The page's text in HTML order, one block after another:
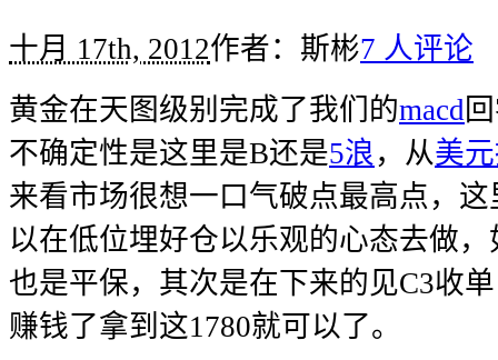
十月 17th, 2012作者：斯彬7 人评论
黄金在天图级别完成了我们的macd
不确定性是这里是B还是5浪 ，从美
来看市场很想一口气破点最高点，
以在低位埋好仓以乐观的心态去做
也是平保，其次是在下来的见C3收
赚钱了拿到这1780就可以了。